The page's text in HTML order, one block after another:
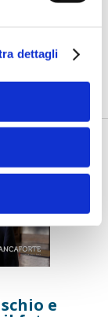
dettagli
trasformare il
e